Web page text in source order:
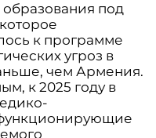
образования под
к программе
угроз в
чем Армения.
к 2025 году в